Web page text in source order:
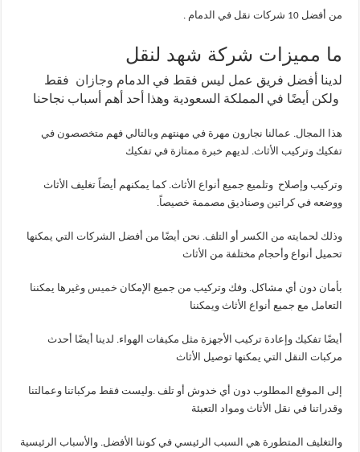
من أفضل 10 شركات نقل في الدمام .
ما مميزات شركة شهد لنقل
لدينا أفضل فريق عمل ليس فقط في الدمام وجازان فقط
ولكن أيضًا في المملكة السعودية وهذا أحد أهم أسباب نجاحنا
هذا المجال. عمالنا نجارون مهرة في مهنتهم وبالتالي فهم متخصصون في
تفكيك وتركيب الأثاث. لديهم خبرة ممتازة في تفكيك
وتركيب وإصلاح وتلميع جميع أنواع الأثاث. كما يمكنهم أيضاً تغليف الأثاث
ووضعه في كراتين وصناديق مصممة خصيصاً.
وذلك لحمايته من الكسر أو التلف. نحن أيضًا من أفضل الشركات التي يمكنها
تحميل أنواع وأحجام مختلفة من الأثاث
بأمان دون أي مشاكل. وفك وتركيب من جميع الإمكان خميس وغيرها يمكننا
التعامل مع جميع أنواع الأثاث ويمكننا
أيضًا تفكيك وإعادة تركيب الأجهزة مثل مكيفات الهواء. لدينا أيضًا أحدث
مركبات النقل التي يمكنها توصيل الأثاث
إلى الموقع المطلوب دون أي خدوش أو تلف .وليست فقط مركباتنا وعمالتنا
وقدراتنا في نقل الأثاث ومواد التعبئة
والتغليف المتطورة هي السبب الرئيسي في كوننا الأفضل. والأسباب الرئيسية